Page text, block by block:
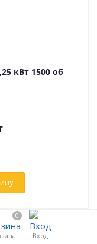
кВт 1500 об
0
Вход